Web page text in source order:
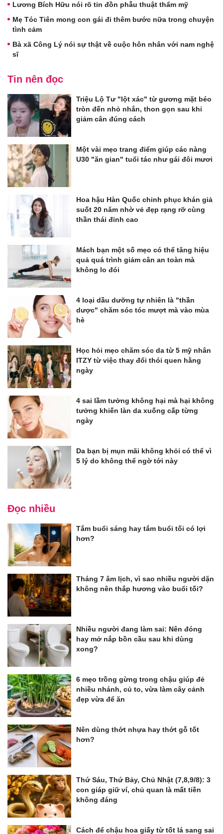
Lương Bích Hữu nói rõ tin đồn phẫu thuật thẩm mỹ
Mẹ Tóc Tiên mong con gái đi thêm bước nữa trong chuyện
tình cảm
Bà xã Công Lý nói sự thật về cuộc hôn nhân với nam nghệ
sĩ
Tin nên đọc
Triệu Lộ Tư "lột xác" từ gương mặt béo
tròn đến nhỏ nhắn, thon gọn sau khi
giảm cân đúng cách
Một vài mẹo trang điểm giúp các nàng
U30 "ăn gian" tuổi tác như gái đôi mươi
Hoa hậu Hàn Quốc chinh phục khán giả
suốt 20 năm nhờ vẻ đẹp rạng rỡ cùng
thần thái đỉnh cao
Mách bạn một số mẹo có thể tăng hiệu
quả quá trình giảm cân an toàn mà
không lo đói
4 loại dầu dưỡng tự nhiên là "thần
dược" chăm sóc tóc mượt mà vào mùa
hè
Học hỏi mẹo chăm sóc da từ 5 mỹ nhân
ITZY từ việc thay đổi thói quen hằng
ngày
4 sai lầm tưởng không hại mà hại không
tưởng khiến làn da xuống cấp từng
ngày
Da bạn bị mụn mãi không khỏi có thể vì
5 lý do không thể ngờ tới này
Đọc nhiều
Tắm buổi sáng hay tắm buổi tối có lợi
hơn?
Tháng 7 âm lịch, vì sao nhiều người dặn
không nên thắp hương vào buổi tối?
Nhiều người đang làm sai: Nên đóng
hay mở nắp bồn cầu sau khi dùng
xong?
6 mẹo trồng gừng trong chậu giúp đẻ
nhiều nhánh, củ to, vừa làm cây cảnh
đẹp vừa để ăn
Nên dùng thớt nhựa hay thớt gỗ tốt
hơn?
Thứ Sáu, Thứ Bảy, Chủ Nhật (7,8,9/8): 3
con giáp giữ ví, chủ quan là mất tiền
không đáng
Cách để chậu hoa giấy từ tốt lá sang sai